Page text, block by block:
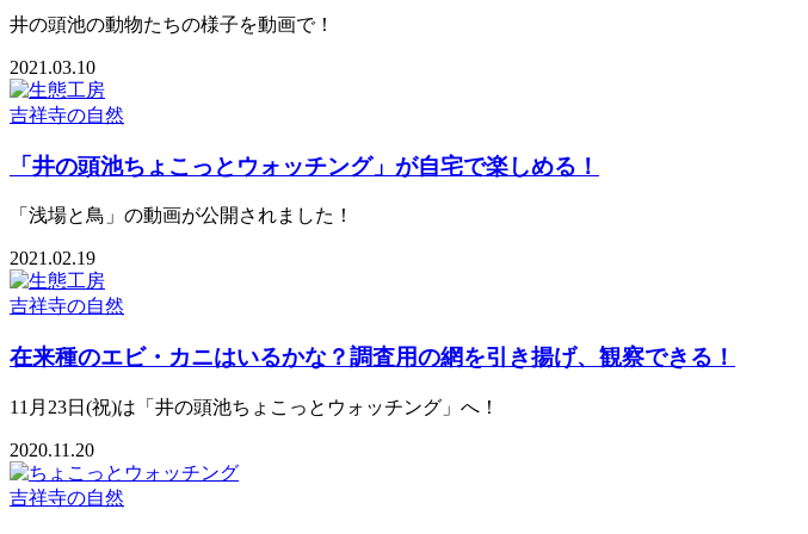
井の頭池の動物たちの様子を動画で！
2021.03.10
吉祥寺の自然
「井の頭池ちょこっとウォッチング」が自宅で楽しめる！
「浅場と鳥」の動画が公開されました！
2021.02.19
吉祥寺の自然
在来種のエビ・カニはいるかな？調査用の網を引き揚げ、観察できる！
11月23日(祝)は「井の頭池ちょこっとウォッチング」へ！
2020.11.20
吉祥寺の自然